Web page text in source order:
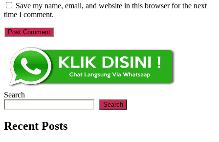
Save my name, email, and website in this browser for the next
time I comment.
Search
Search
Recent Posts